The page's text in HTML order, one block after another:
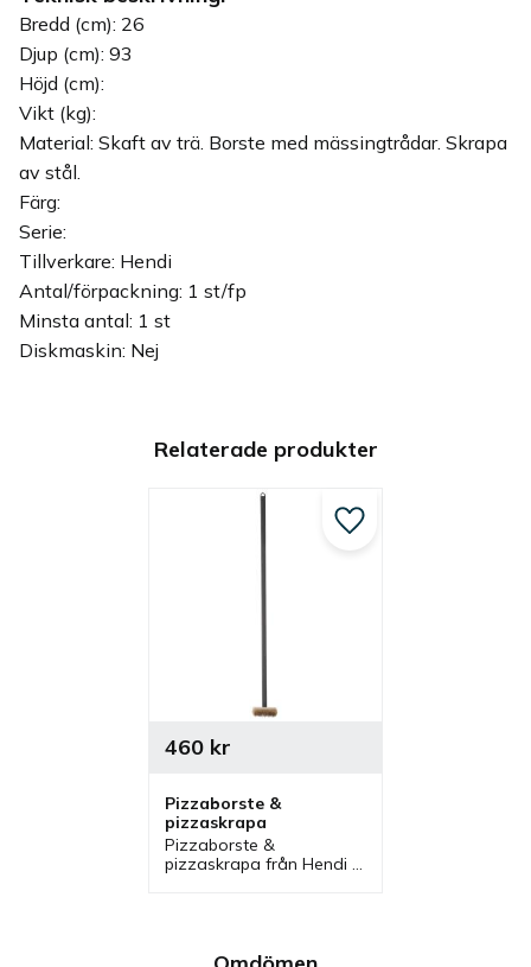
Bredd (cm): 26
Djup (cm): 93
Höjd (cm):
Vikt (kg):
Material: Skaft av trä. Borste med mässingtrådar. Skrapa
av stål.
Färg:
Serie:
Tillverkare: Hendi
Antal/förpackning: 1 st/fp
Minsta antal: 1 st
Diskmaskin: Nej
Relaterade produkter
Pizzaborste &
pizzaskrapa
Pizzaborste &
pizzaskrapa från Hendi
rengöring i en pizzaugn.
460kr
Lägg till i favoriter